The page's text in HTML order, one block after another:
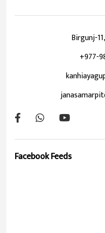
Birgunj-
+977-
Facebook Feeds